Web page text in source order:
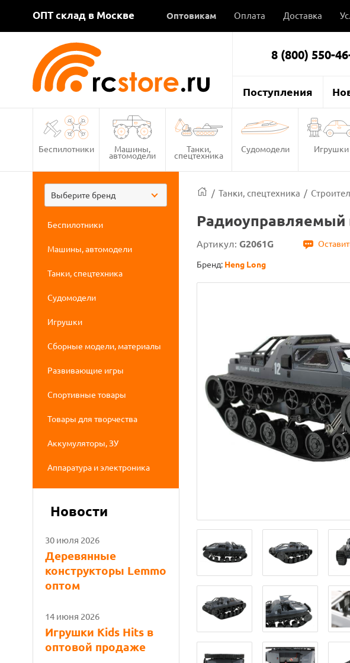
ОПТ склад в Москве Оптовикам Оплата Доставка
8 (800) 550-
Поступления
Беспилотники Машины,
автомодели
Танки,
спецтехника
Судомодели Игрушки
Выберите бренд
Беспилотники
Машины, автомодели
Танки, спецтехника
Судомодели
Игрушки
Сборные модели, материалы
Развивающие игры
Спортивные товары
Товары для творчества
Аккумуляторы, ЗУ
Аппаратура и электроника
Новости
30 июля 2026
Деревянные
конструкторы Lemmo
оптом
14 июня 2026
Игрушки Kids Hits в
оптовой продаже
/ Танки, спецтехника /
Радиоуправляемый
Артикул: G2061G
Бренд: Heng Long